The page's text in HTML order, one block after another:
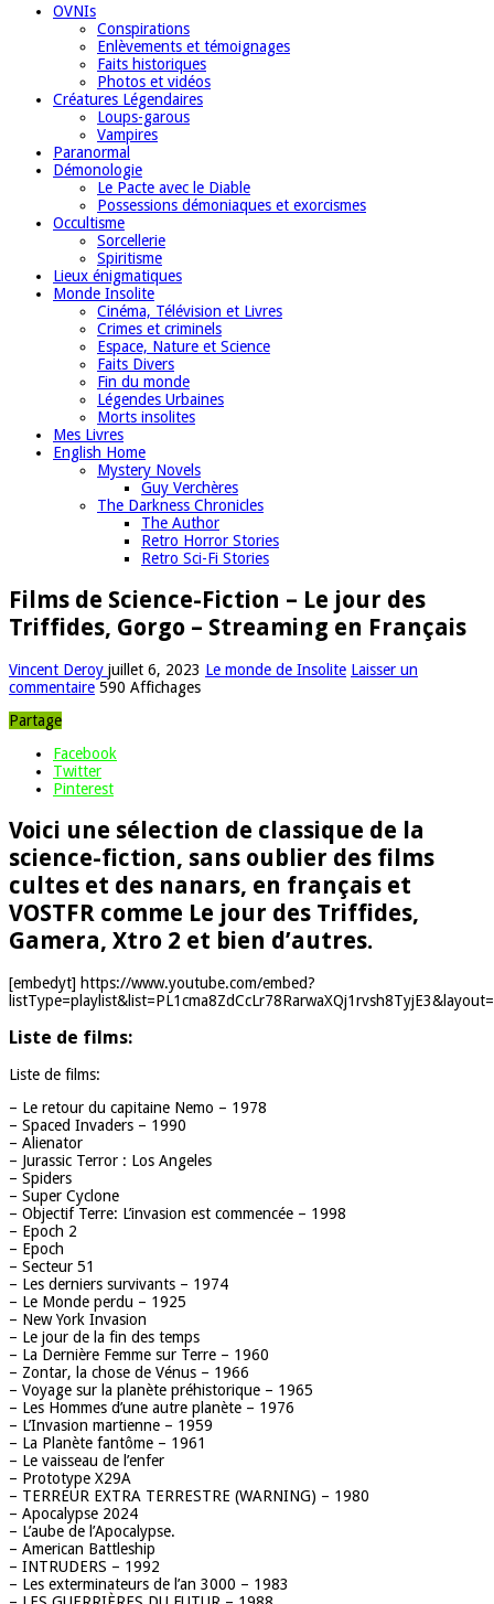
OVNIs
Conspirations
Enlèvements et témoignages
Faits historiques
Photos et vidéos
Créatures Légendaires
Loups-garous
Vampires
Paranormal
Démonologie
Le Pacte avec le Diable
Possessions démoniaques et exorcismes
Occultisme
Sorcellerie
Spiritisme
Lieux énigmatiques
Monde Insolite
Cinéma, Télévision et Livres
Crimes et criminels
Espace, Nature et Science
Faits Divers
Fin du monde
Légendes Urbaines
Morts insolites
Mes Livres
English Home
Mystery Novels
Guy Verchères
The Darkness Chronicles
The Author
Retro Horror Stories
Retro Sci-Fi Stories
Films de Science-Fiction – Le jour des
Triffides, Gorgo – Streaming en Français
Vincent Deroy juillet 6, 2023 Le monde de Insolite Laisser un
commentaire 590 Affichages
Partage
Facebook
Twitter
Pinterest
Voici une sélection de classique de la
science-fiction, sans oublier des films
cultes et des nanars, en français et
VOSTFR comme Le jour des Triffides,
Gamera, Xtro 2 et bien d’autres.
[embedyt] https://www.youtube.com/embed?
Liste de films:
Liste de films:
– Le retour du capitaine Nemo – 1978
– Spaced Invaders – 1990
– Alienator
– Jurassic Terror : Los Angeles
– Spiders
– Super Cyclone
– Objectif Terre: L’invasion est commencée – 1998
– Epoch 2
– Epoch
– Secteur 51
– Les derniers survivants – 1974
– Le Monde perdu – 1925
– New York Invasion
– Le jour de la fin des temps
– La Dernière Femme sur Terre – 1960
– Zontar, la chose de Vénus – 1966
– Voyage sur la planète préhistorique – 1965
– Les Hommes d’une autre planète – 1976
– L’Invasion martienne – 1959
– La Planète fantôme – 1961
– Le vaisseau de l’enfer
– Prototype X29A
– TERREUR EXTRA TERRESTRE (WARNING) – 1980
– Apocalypse 2024
– L’aube de l’Apocalypse.
– American Battleship
– INTRUDERS – 1992
– Les exterminateurs de l’an 3000 – 1983